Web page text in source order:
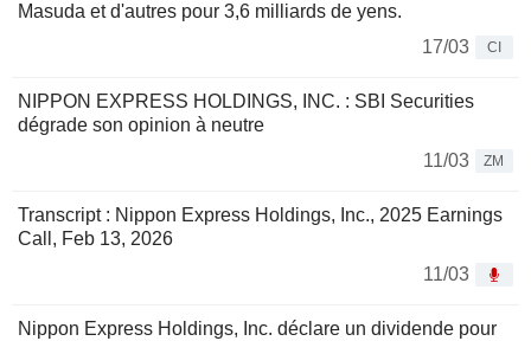
Masuda et d'autres pour 3,6 milliards de yens.
17/03
CI
NIPPON EXPRESS HOLDINGS, INC. : SBI Securities
dégrade son opinion à neutre
11/03
ZM
Transcript : Nippon Express Holdings, Inc., 2025 Earnings
Call, Feb 13, 2026
11/03
Nippon Express Holdings, Inc. déclare un dividende pour